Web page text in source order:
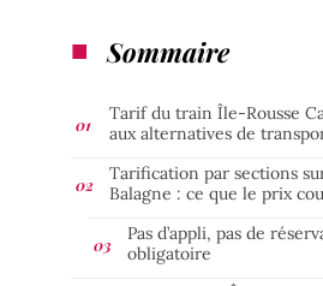
Sommaire
Tarif du train Île-Rousse
aux alternatives de
Tarification par sections
Balagne : ce que le prix
Pas d’appli, pas de
obligatoire